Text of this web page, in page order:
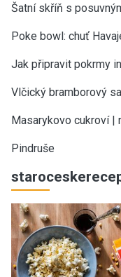
Šatní skříň s
Poke bowl: chuť
Jak připravit pokrmy
Vlčický bramborový
Masarykovo cukroví |
Pindruše